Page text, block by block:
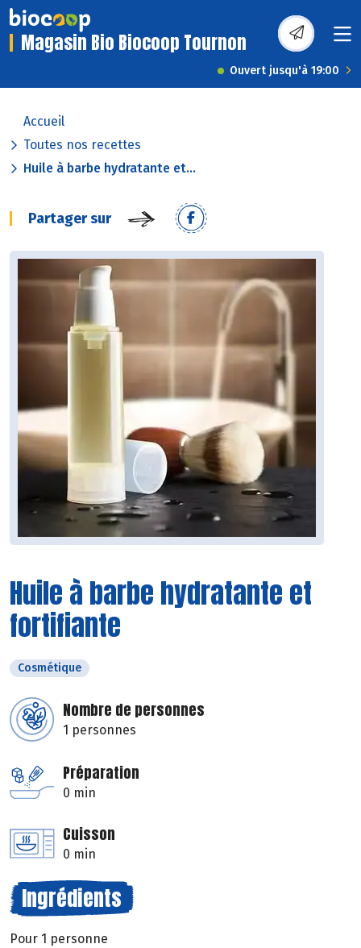
Magasin Bio Biocoop Tournon
Ouvert jusqu'à 19:00
Accueil
Toutes nos recettes
Huile à barbe hydratante et...
Partager sur
Huile à barbe hydratante et
fortifiante
Cosmétique
Nombre de personnes
1 personnes
Préparation
0 min
Cuisson
0 min
Ingrédients
Pour 1 personne